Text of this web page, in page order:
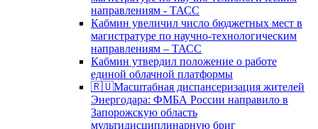
направлениям - ТАСС
Кабмин увеличил число бюджетных мест в
магистратуре по научно-технологическим
направлениям – ТАСС
Кабмин утвердил положение о работе
единой облачной платформы
🇷🇺Масштабная диспансеризация жителей
Энергодара: ФМБА России направило в
Запорожскую область
мультидисциплинарную бриг